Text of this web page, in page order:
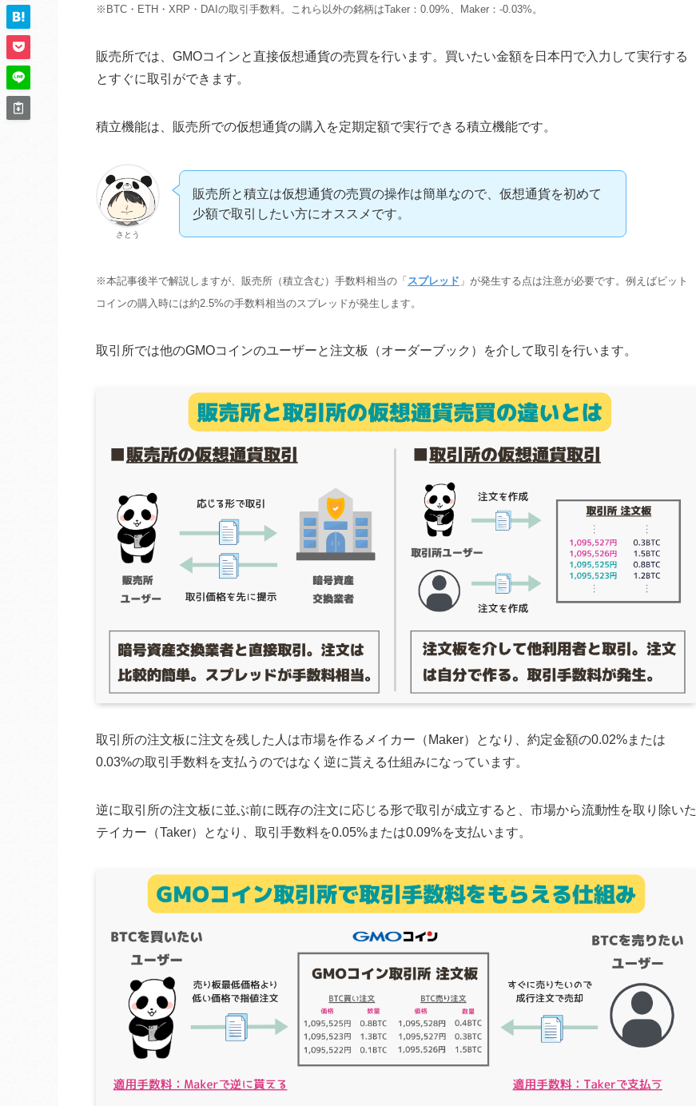
※BTC・ETH・XRP・DAIの取引手数料。これら以外の銘柄はTaker：0.09%、Maker：-0.03%。
販売所では、GMOコインと直接仮想通貨の売買を行います。買いたい金額を日本円で入力して実行する
とすぐに取引ができます。
積立機能は、販売所での仮想通貨の購入を定期定額で実行できる積立機能です。
さとう
販売所と積立は仮想通貨の売買の操作は簡単なので、仮想通貨を初めて
少額で取引したい方にオススメです。
※本記事後半で解説しますが、販売所（積立含む）手数料相当の「 スプレッド 」が発生する点は注意が必要です。例えばビット
コインの購入時には約2.5%の手数料相当のスプレッドが発生します。
取引所では他のGMOコインのユーザーと注文板（オーダーブック）を介して取引を行います。
取引所の注文板に注文を残した人は市場を作るメイカー（Maker）となり、約定金額の0.02%または
0.03%の取引手数料を支払うのではなく逆に貰える仕組みになっています。
逆に取引所の注文板に並ぶ前に既存の注文に応じる形で取引が成立すると、市場から流動性を取り除いた
テイカー（Taker）となり、取引手数料を0.05%または0.09%を支払います。